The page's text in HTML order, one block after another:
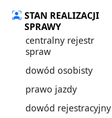
STAN REALIZACJI
SPRAWY
centralny rejestr
spraw
dowód osobisty
prawo jazdy
dowód rejestracyjny